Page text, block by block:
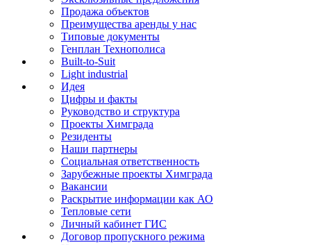
Продажа объектов
Преимущества аренды у нас
Типовые документы
Генплан Технополиса
Built-to-Suit
Light industrial
Идея
Цифры и факты
Руководство и структура
Проекты Химграда
Резиденты
Наши партнеры
Социальная ответственность
Зарубежные проекты Химграда
Вакансии
Раскрытие информации как АО
Тепловые сети
Личный кабинет ГИС
Договор пропускного режима